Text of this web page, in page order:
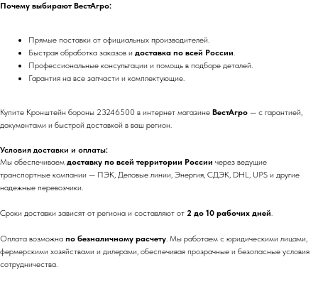
Почему выбирают ВестАгро:
Прямые поставки от официальных производителей.
Быстрая обработка заказов и доставка по всей России.
Профессиональные консультации и помощь в подборе деталей.
Гарантия на все запчасти и комплектующие.
Купите Кронштейн бороны 23246500 в интернет магазине ВестАгро — с гарантией,
документами и быстрой доставкой в ваш регион.
Условия доставки и оплаты:
Мы обеспечиваем доставку по всей территории России через ведущие
транспортные компании — ПЭК, Деловые линии, Энергия, СДЭК, DHL, UPS и другие
надежные перевозчики.
Сроки доставки зависят от региона и составляют от 2 до 10 рабочих дней.
Оплата возможна по безналичному расчету. Мы работаем с юридическими лицами,
фермерскими хозяйствами и дилерами, обеспечивая прозрачные и безопасные условия
сотрудничества.